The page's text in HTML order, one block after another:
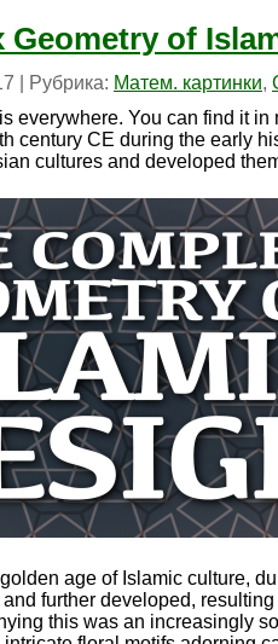
Geometry of
| Рубрика: Матем. картинки,
everywhere. You can find it
century CE during the early
cultures and developed
age of Islamic culture,
further developed,
this was an increasingly